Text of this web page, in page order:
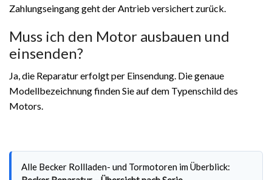
Zahlungseingang geht der Antrieb versichert zurück.
Muss ich den Motor ausbauen und
einsenden?
Ja, die Reparatur erfolgt per Einsendung. Die genaue
Modellbezeichnung finden Sie auf dem Typenschild des
Motors.
Alle Becker Rollladen- und Tormotoren im Überblick: